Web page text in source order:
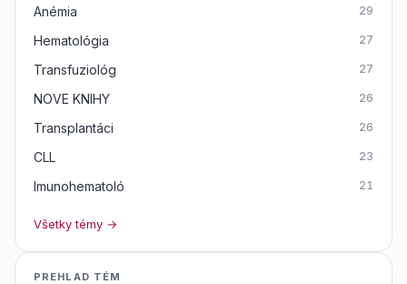
Anémia 29
Hematológia 27
Transfuziológ 27
NOVE KNIHY 26
Transplantáci 26
CLL 23
Imunohematoló 21
Všetky témy →
PREHLAD TÉM